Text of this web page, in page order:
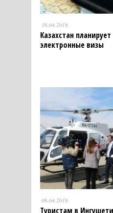
16.04.2018
Казахстан
электронные визы
06.04.2018
Туристам в